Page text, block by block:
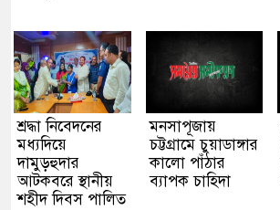
শ্রদ্ধা নিবেদনের
মধ্যদিয়ে
দামুড়হুদার
আটকবরে স্থানীয়
শহীদ দিবস পালিত
মনসাপূজায়
চট্টগ্রামে চুয়াডাঙ্গার
কালো পাঁঠার
ব্যাপক চাহিদা